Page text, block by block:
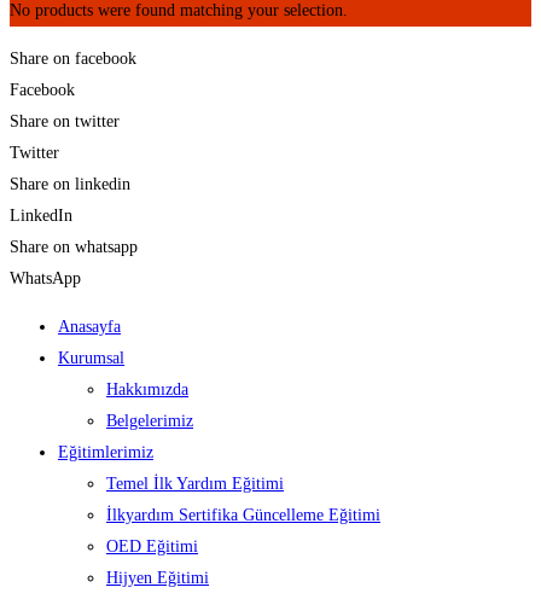
No products were found matching your selection.
Share on facebook
Facebook
Share on twitter
Twitter
Share on linkedin
LinkedIn
Share on whatsapp
WhatsApp
Anasayfa
Kurumsal
Hakkımızda
Belgelerimiz
Eğitimlerimiz
Temel İlk Yardım Eğitimi
İlkyardım Sertifika Güncelleme Eğitimi
OED Eğitimi
Hijyen Eğitimi